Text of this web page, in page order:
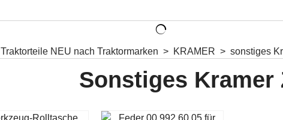
Traktorteile NEU nach Traktormarken > KRAMER > sonstiges
Sonstiges Kramer